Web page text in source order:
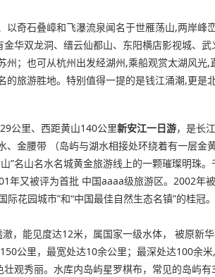
奇石叠嶂和飞瀑流泉闻名于世雁荡山,两岸峰
华双龙洞、缙云仙都山、东阳横店影视城、武
；也可从杭州出发经湖州,乘船观赏太湖风光
旅游胜地。特别值得一提的是钱江涌潮,更
公里、西距黄山140公里新安江一日游，是长
金腰带 （岛屿与湖水相接处环绕着有一层金
山名水名城黄金旅游线上的一颗璀璨明珠
又被评为首批 中国aaaa级旅游区。2002年
花园城市”和“中国最佳自然生态名镇”的桂
能见度达12米，属国家一级水体， 被原新华
公里，最宽处达10余公里；最深处达100余
观秀丽。水库内岛屿星罗棋布，常见的岛屿